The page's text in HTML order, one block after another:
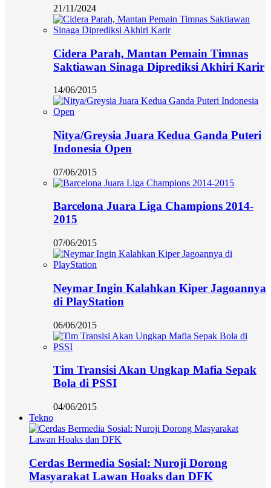
21/11/2024
Cidera Parah, Mantan Pemain Timnas
Saktiawan Sinaga Diprediksi Akhiri Karir
14/06/2015
Nitya/Greysia Juara Kedua Ganda Puteri
Indonesia Open
07/06/2015
Barcelona Juara Liga Champions 2014-
2015
07/06/2015
Neymar Ingin Kalahkan Kiper Jagoannya
di PlayStation
06/06/2015
Tim Transisi Akan Ungkap Mafia Sepak
Bola di PSSI
04/06/2015
Tekno
Cerdas Bermedia Sosial: Nuroji Dorong
Masyarakat Lawan Hoaks dan DFK